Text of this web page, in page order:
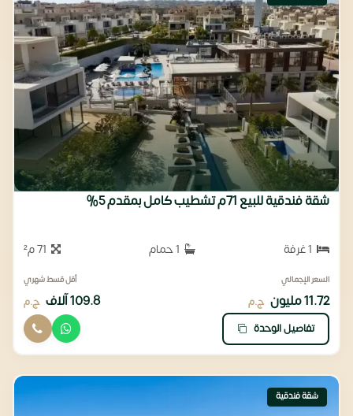
شقة فندقية للبيع 71م تشطيب كامل بمقدم 5%
السعر الإجمالي
11.72 مليون ج.م
أقل قسط شهري
109.8 آلاف ج.م
تفاصيل الوحدة
شقة فندقية